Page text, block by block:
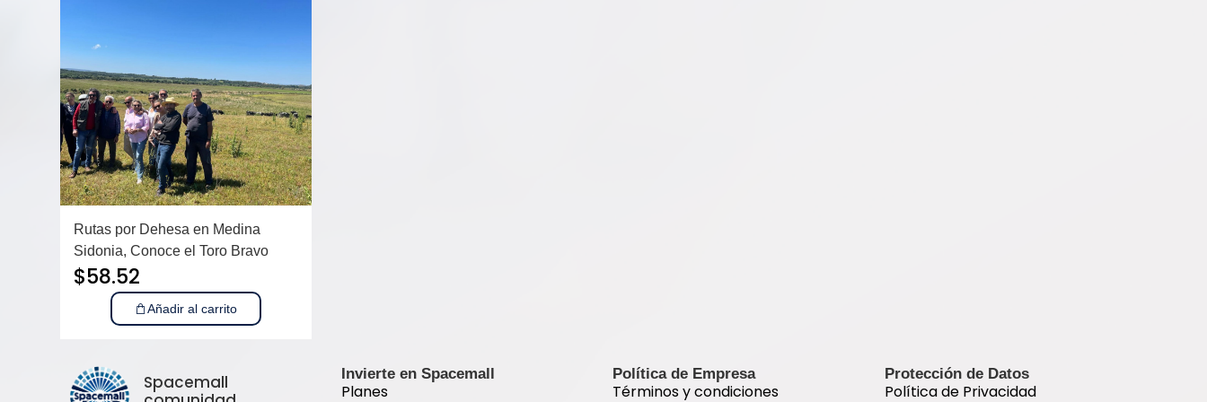
Rutas por Dehesa en Medina
Sidonia, Conoce el Toro Bravo
$58.52
Añadir al carrito
Spacemall
Invierte en Spacemall
Planes
Política de Empresa
Términos y condiciones
Protección de Datos
Política de Privacidad